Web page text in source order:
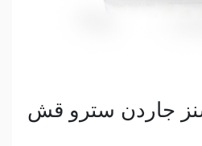
جاردن سترو قش